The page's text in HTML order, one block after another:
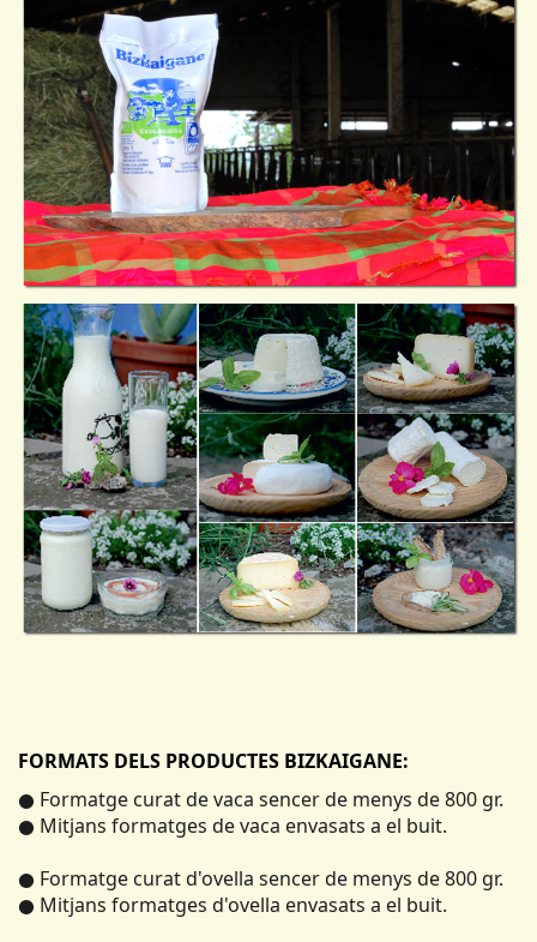
FORMATS DELS PRODUCTES BIZKAIGANE:
● Formatge curat de vaca sencer de menys de 800 gr.
● Mitjans formatges de vaca envasats a el buit.
● Formatge curat d'ovella sencer de menys de 800 gr.
● Mitjans formatges d'ovella envasats a el buit.